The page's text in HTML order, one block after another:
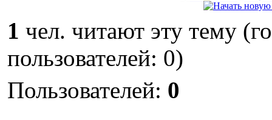
1 чел. читают эту тему
пользователей: 0)
Пользователей: 0